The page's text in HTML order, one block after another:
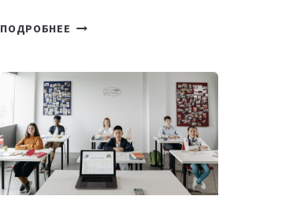
ПОДРОБНЕЕ ОТКРЫТ
DEAL
VELOCITY
MOST
—
МЕЖДУНАРОДНУЮ